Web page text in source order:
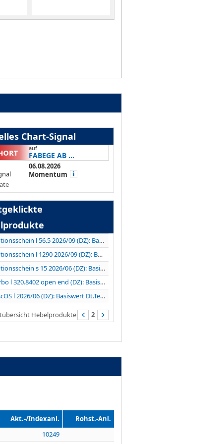
Chart-Signal
auf
FABEGE AB ...
06.08.2026
Momentum
Optionsschein l 56.5 2026/09 (DZ): Basiswert...
Optionsschein l 1290 2026/09 (DZ): Basiswert...
Optionsschein s 15 2026/06 (DZ): Basiswert VERBIO...
Turbo l 320.8402 open end (DZ): Basiswert LVMH
DiscOS l 2026/06 (DZ): Basiswert Dt.Telekom
Hebelprodukte 2
Akt.-/Indexanl.
Rohst.-Anl.
10249